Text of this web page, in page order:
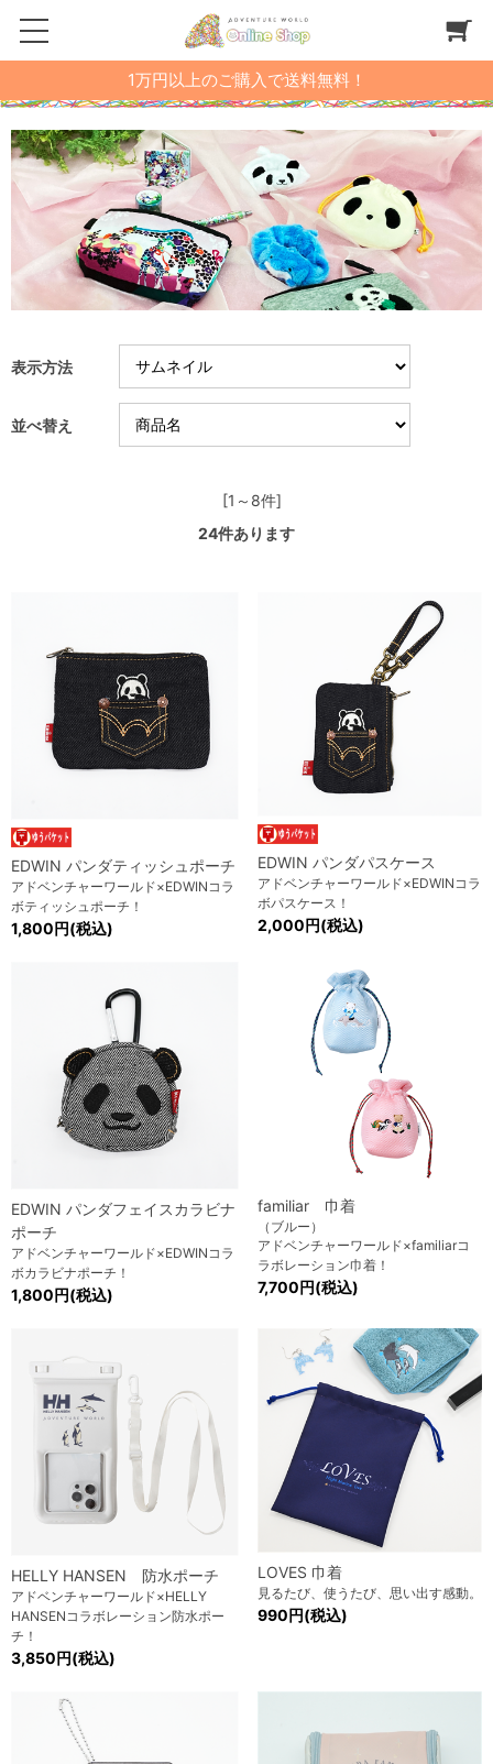
1万円以上のご購入で送料無料！
表示方法
並べ替え
[1～8件]
24件あります
EDWIN パンダティッシュポーチ
アドベンチャーワールド×EDWINコラ
ボティッシュポーチ！
1,800円(税込)
EDWIN パンダパスケース
アドベンチャーワールド×EDWINコラ
ボパスケース！
2,000円(税込)
EDWIN パンダフェイスカラビナ
ポーチ
アドベンチャーワールド×EDWINコラ
ボカラビナポーチ！
1,800円(税込)
familiar 巾着
（ブルー）
アドベンチャーワールド×familiarコ
ラボレーション巾着！
7,700円(税込)
HELLY HANSEN 防水ポーチ
アドベンチャーワールド×HELLY
HANSENコラボレーション防水ポー
チ！
3,850円(税込)
LOVES 巾着
見るたび、使うたび、思い出す感動。
990円(税込)